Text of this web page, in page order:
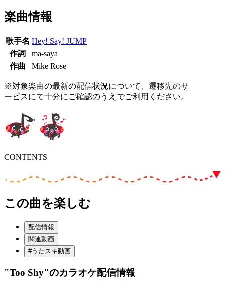
楽曲情報
歌手名 Hey! Say! JUMP
作詞
ma-saya
作曲
Mike Rose
※対象楽曲の最新の配信状況について、遷移先のサ
ービスにて十分にご確認のうえでご利用ください。
CONTENTS
この曲を楽しむ
配信情報
関連動画
#うたスキ動画
"Too Shy"のカラオケ配信情報